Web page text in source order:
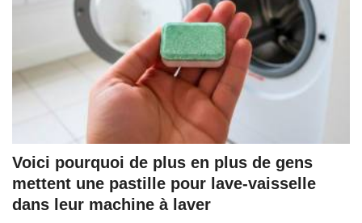
Voici pourquoi de plus en plus de gens
mettent une pastille pour lave-vaisselle
dans leur machine à laver